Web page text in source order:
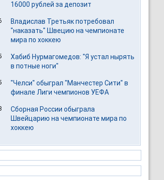
16000 рублей за депозит
Владислав Третьяк потребовал
"наказать" Швецию на чемпионате
мира по хоккею
Хабиб Нурмагомедов: "Я устал нырять
в потные ноги"
"Челси" обыграл "Манчестер Сити" в
финале Лиги чемпионов УЕФА
Сборная России обыграла
Швейцарию на чемпионате мира по
хоккею